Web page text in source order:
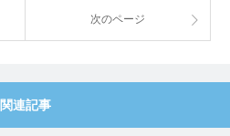
次のページ
関連記事